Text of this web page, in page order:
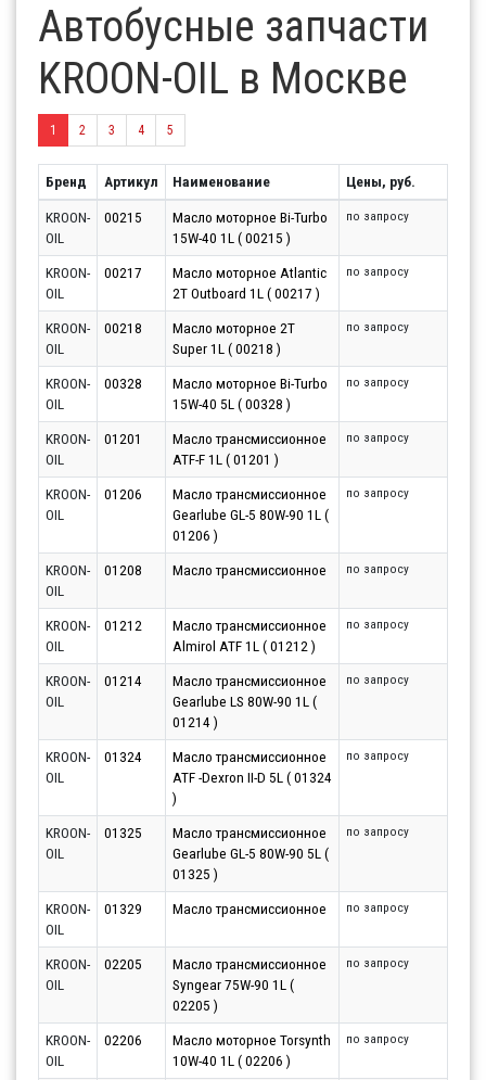
Автобусные запчасти
KROON-OIL в Москве
1 2 3 4 5
Бренд Артикул Наименование Цены, руб.
KROON-
OIL
00215
Масло моторное Bi-Turbo
15W-40 1L ( 00215 )
по запросу
KROON-
OIL
00217
Масло моторное Atlantic
2T Outboard 1L ( 00217 )
по запросу
KROON-
OIL
00218
Масло моторное 2T
Super 1L ( 00218 )
по запросу
KROON-
OIL
00328
Масло моторное Bi-Turbo
15W-40 5L ( 00328 )
по запросу
KROON-
OIL
01201
Масло трансмиссионное
ATF-F 1L ( 01201 )
по запросу
KROON-
OIL
01206
Масло трансмиссионное
Gearlube GL-5 80W-90 1L (
01206 )
по запросу
KROON-
OIL
01208 Масло трансмиссионное по запросу
KROON-
OIL
01212
Масло трансмиссионное
Almirol ATF 1L ( 01212 )
по запросу
KROON-
OIL
01214
Масло трансмиссионное
Gearlube LS 80W-90 1L (
01214 )
по запросу
KROON-
OIL
01324
Масло трансмиссионное
ATF -Dexron II-D 5L ( 01324
)
по запросу
KROON-
OIL
01325
Масло трансмиссионное
Gearlube GL-5 80W-90 5L (
01325 )
по запросу
KROON-
OIL
01329 Масло трансмиссионное по запросу
KROON-
OIL
02205
Масло трансмиссионное
Syngear 75W-90 1L (
02205 )
по запросу
KROON-
OIL
02206
Масло моторное Torsynth
10W-40 1L ( 02206 )
по запросу